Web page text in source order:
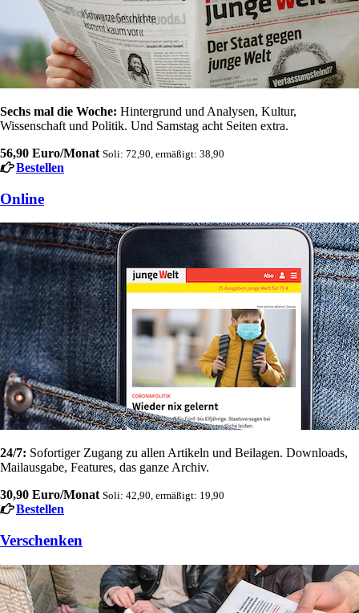
Sechs mal die Woche: Hintergrund und Analysen, Kultur,
Wissenschaft und Politik. Und Samstag acht Seiten extra.
56,90 Euro/Monat Soli: 72,90, ermäßigt: 38,90
Bestellen
Online
24/7: Sofortiger Zugang zu allen Artikeln und Beilagen. Downloads,
Mailausgabe, Features, das ganze Archiv.
30,90 Euro/Monat Soli: 42,90, ermäßigt: 19,90
Bestellen
Verschenken